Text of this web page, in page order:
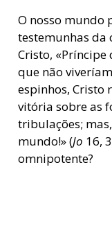
O nosso mundo
testemunhas da
Cristo, «Príncipe
que não
espinhos, Cristo
vitória sobre as
tribulações;
mundo!» (Jo 16,
omnipotente?